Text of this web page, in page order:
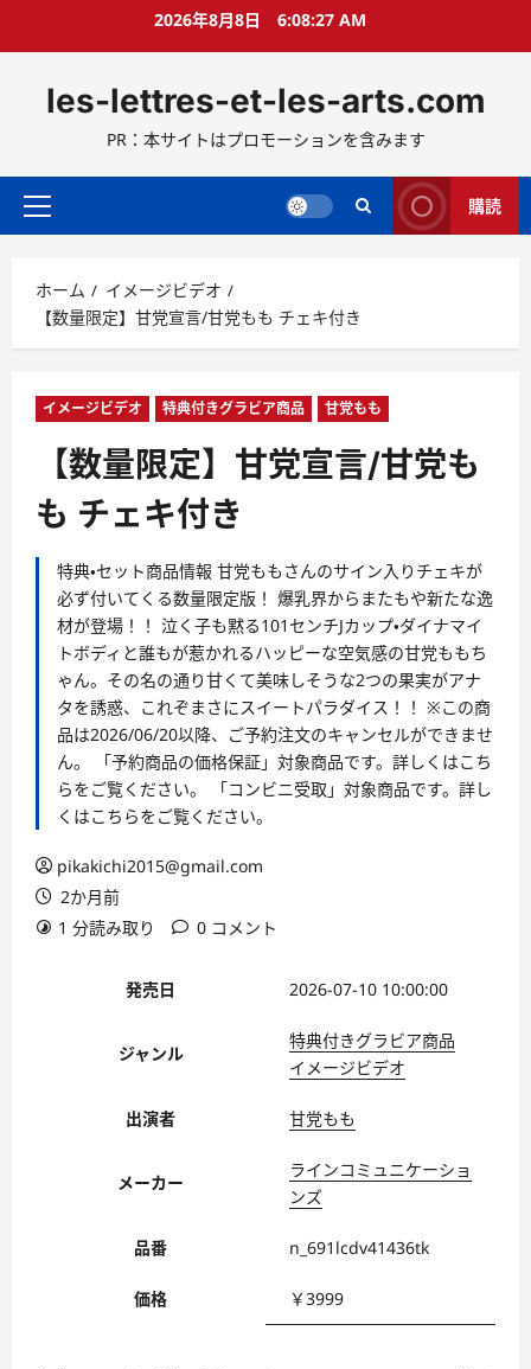
ス
ッ
2026年8月8日 6:08:28 AM
les-lettres-et-les-arts.com
PR：本サイトはプロモーションを含みます
メ
メ
ニ
ュ
購読
ホーム
イメージビデオ
【数量限定】甘党宣言/甘党もも チェキ付き
イメージビデオ 特典付きグラビア商品 甘党もも
【数量限定】甘党宣言/甘党も
も チェキ付き
特典・セット商品情報 甘党ももさんのサイン入りチェキが
必ず付いてくる数量限定版！ 爆乳界からまたもや新たな逸
材が登場！！ 泣く子も黙る101センチJカップ・ダイナマイ
トボディと誰もが惹かれるハッピーな空気感の甘党ももち
ゃん。その名の通り甘くて美味しそうな2つの果実がアナ
タを誘惑、これぞまさにスイートパラダイス！！ ※この商
品は2026/06/20以降、ご予約注文のキャンセルができませ
ん。 「予約商品の価格保証」対象商品です。詳しくはこち
らをご覧ください。 「コンビニ受取」対象商品です。詳し
くはこちらをご覧ください。
pikakichi2015@gmail.com
2か月前
1 分読み取り
0 コメント
発売日 2026-07-10 10:00:00
ジャンル
特典付きグラビア商品
イメージビデオ
出演者 甘党もも
メーカー
ラインコミュニケーショ
ンズ
品番 n_691lcdv41436tk
価格 ￥3999